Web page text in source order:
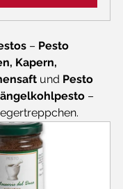
– Pesto
Kapern,
und Pesto
–